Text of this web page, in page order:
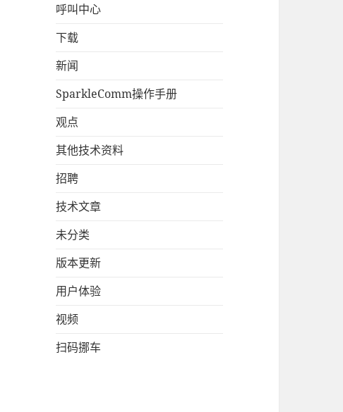
呼叫中心
下载
新闻
SparkleComm操作手册
观点
其他技术资料
招聘
技术文章
未分类
版本更新
用户体验
视频
扫码挪车